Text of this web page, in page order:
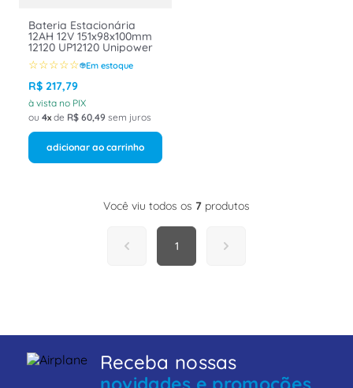
Bateria Estacionária
12AH 12V 151x98x100mm
12120 UP12120 Unipower
☆☆☆☆☆ Em estoque
R$ 217,79
à vista no PIX
ou 4 de R$ 60,49 sem juros
adicionar ao carrinho
Você viu todos os 7 produtos
1
Receba nossas